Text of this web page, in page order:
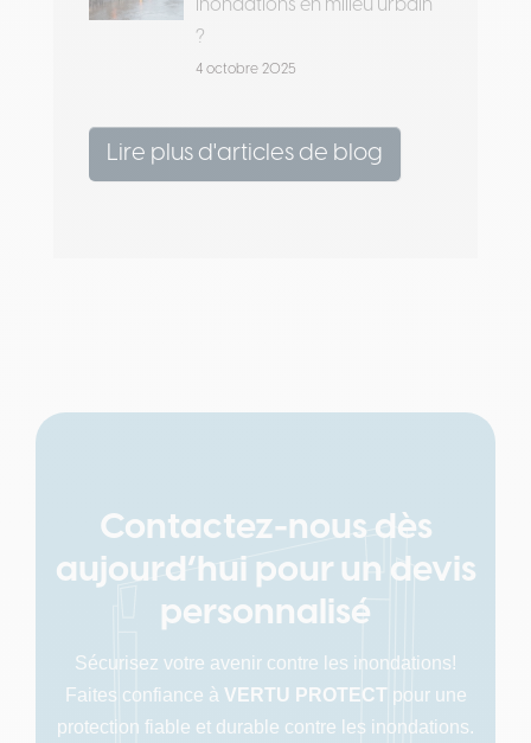
inondations en milieu urbain
?
4 octobre 2025
Lire plus d'articles de blog
Contactez-nous dès
aujourd’hui pour un devis
personnalisé
Sécurisez votre avenir contre les inondations!
Faites confiance à VERTU PROTECT pour une
protection fiable et durable contre les inondations.